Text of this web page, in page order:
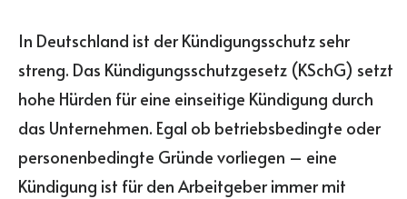
In Deutschland ist der Kündigungsschutz sehr
streng. Das Kündigungsschutzgesetz (KSchG) setzt
hohe Hürden für eine einseitige Kündigung durch
das Unternehmen. Egal ob betriebsbedingte oder
personenbedingte Gründe vorliegen – eine
Kündigung ist für den Arbeitgeber immer mit